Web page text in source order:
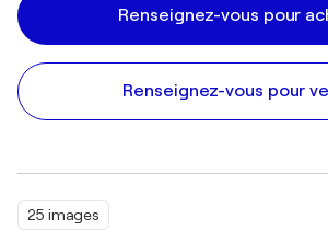
25 images
Renseignez-vous pour
Renseignez-vous pour